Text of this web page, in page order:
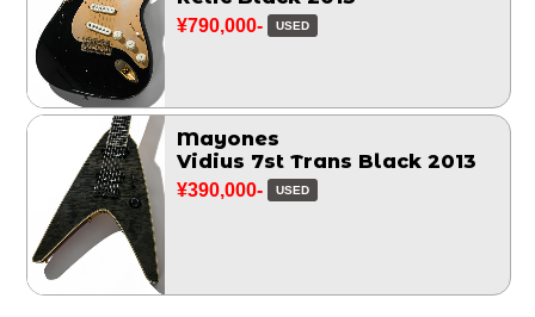
¥790,000- USED
Mayones
Vidius 7st Trans Black 2013
¥390,000- USED